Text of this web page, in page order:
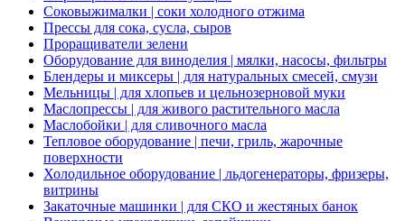
Соковыжималки | соки холодного отжима
Прессы для сока, сусла, сыров
Проращиватели зелени
Оборудование для виноделия | мялки, насосы, фильтры
Блендеры и миксеры | для натуральных смесей, смузи
Мельницы | для хлопьев и цельнозерновой муки
Маслопрессы | для живого растительного масла
Маслобойки | для сливочного масла
Тепловое оборудование | печи, гриль, жарочные
поверхности
Холодильное оборудование | льдогенераторы, фризеры,
витрины
Закаточные машинки | для СКО и жестяных банок